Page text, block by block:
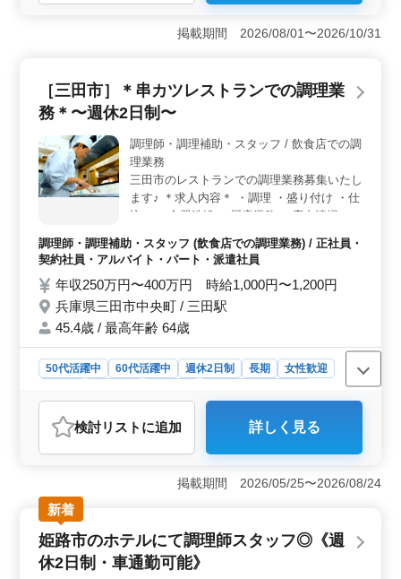
＜シニア世代活躍中＞ 保育園での調理業務。年齢不問
でシニアの方も活躍中です！ 社会保険完備で安心。車
通勤もOKで便利です。 ＜幅広い雇用形態＞ 正社
経験者歓迎＞ 調理経験3年以上の方を募集、ブランクの
ある方もOKです。 週休2日制でプライベートも充実で
掲載期間 2026/08/01〜2026/10/31
［三田市］＊串カツレストランでの調理業
務＊〜週休2日制〜
調理師・調理補助・スタッフ / 飲食店での調
理業務
三田市のレストランでの調理業務募集いたし
ます♪ ＊求人内容＊ ・調理 ・盛り付け ・仕
込み ・食器洗浄 ・厨房業務 ・店内清掃 ・
会保険完備 ・勤務時間応相談 ・50代、60代
の採用実績あり 今まで培ってきた経験を若
手に教えていきませんか？ まずお気軽にお
問い合わせください♪
調理師・調理補助・スタッフ (飲食店での調理業務) / 正社員・
契約社員・アルバイト・パート・派遣社員
年収250万円〜400万円 時給1,000円〜1,200円
兵庫県三田市中央町 / 三田駅
45.4歳 / 最高年齢 64歳
50代活躍中 60代活躍中 週休2日制 長期
女性歓迎
おすすめポイント
＜シニア世代活躍中＞ この求人は、シニア世代の方に
特におすすめです。兵庫県三田市の串カツレストランで
の勤務で、50代や60代の方が活躍中の職場です。 ＜
週休2日制＞ 週休2日制で、勤務時間も応相談。 社会
保険も完備され、福利厚生面も充実しております。
＜経験を活かす＞ 経験豊富なシニアの方には、その経
験を活かし、さらに若手スタッフに経験を教える機会も
検討リスト に追加 詳しく見る
掲載期間 2026/05/25〜2026/08/24
新着
姫路市のホテルにて調理師スタッフ◎《週
休2日制・車通勤可能》